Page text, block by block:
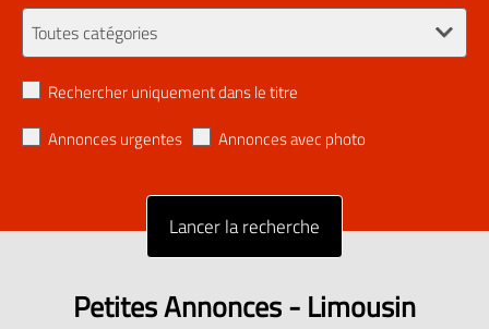
Rechercher uniquement dans le titre
Annonces urgentes
Annonces avec photo
Petites Annonces - Limousin